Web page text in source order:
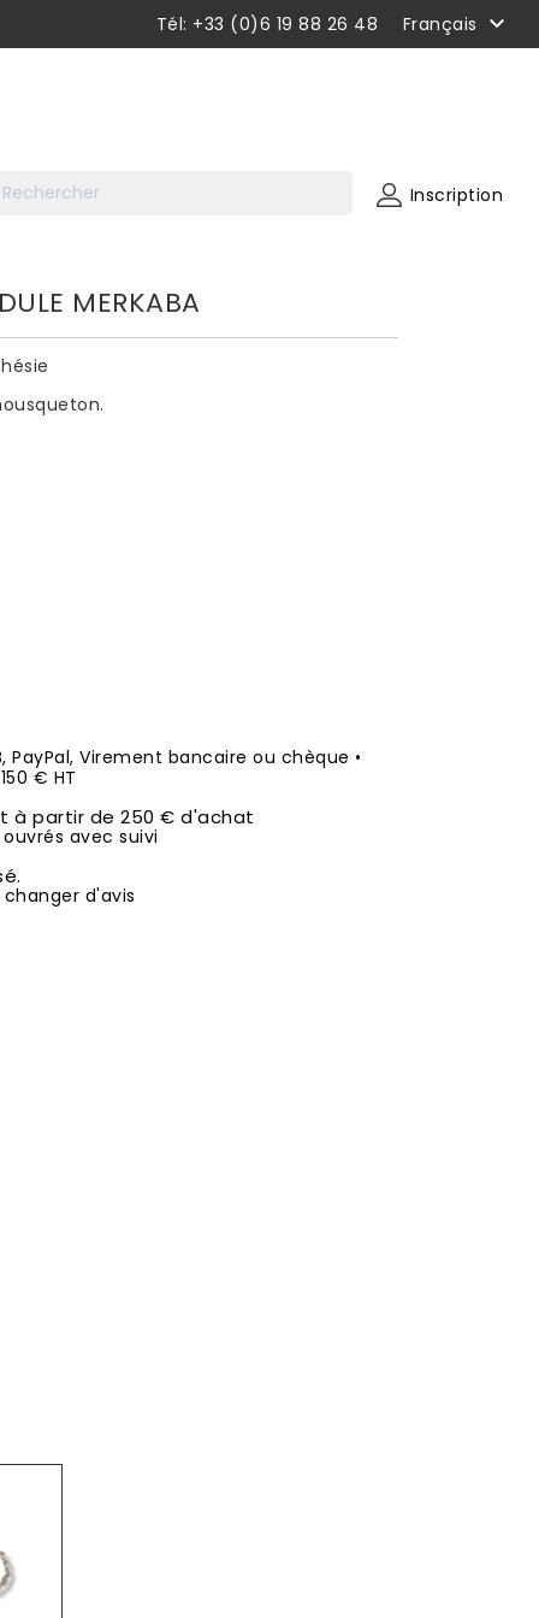
Tél: +33 (0)6 19 88 26 48 Français 
Inscription
MERKABA
PayPal, Virement bancaire ou chèque •
€ HT
à partir de 250 € d'achat
avec suivi
d'avis